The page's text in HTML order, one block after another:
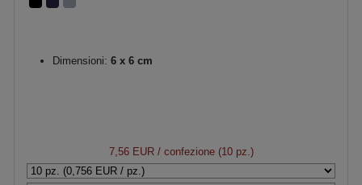
Dimensioni: 6 x 6 cm
7,56 EUR/ confezione (10 pz.)